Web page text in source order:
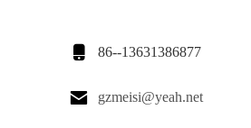
 86--13631386877
 gzmeisi@yeah.net